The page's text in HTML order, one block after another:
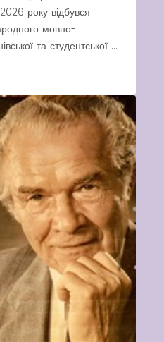
року відбувся
мовно-
та студентської ...